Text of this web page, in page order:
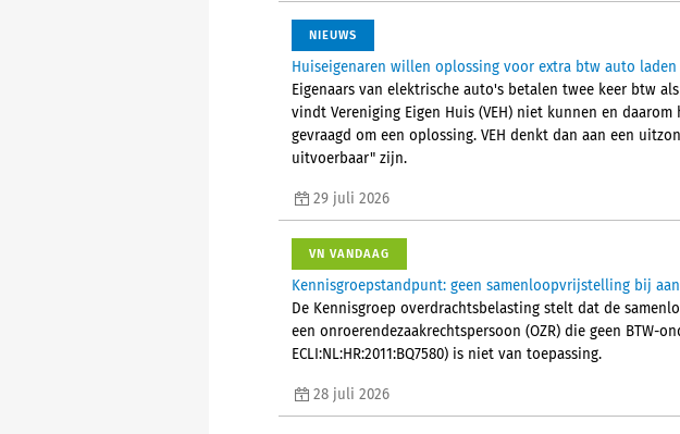
NIEUWS
Huiseigenaren willen oplossing voor extra btw auto laden
Eigenaars van elektrische auto's betalen twee keer btw
vindt Vereniging Eigen Huis (VEH) niet kunnen en
gevraagd om een oplossing. VEH denkt dan aan een
uitvoerbaar" zijn.
29 juli 2026
VN VANDAAG
Kennisgroepstandpunt: geen samenloopvrijstelling bij
De Kennisgroep overdrachtsbelasting stelt dat de
een onroerendezaakrechtspersoon (OZR) die geen BTW-
ECLI:NL:HR:2011:BQ7580) is niet van toepassing.
28 juli 2026